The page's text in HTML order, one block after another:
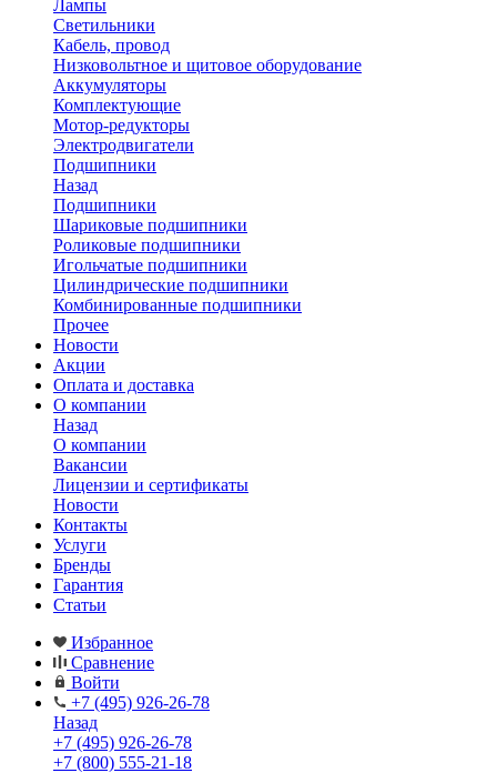
Лампы
Светильники
Кабель, провод
Низковольтное и щитовое оборудование
Аккумуляторы
Комплектующие
Мотор-редукторы
Электродвигатели
Подшипники
Назад
Подшипники
Шариковые подшипники
Роликовые подшипники
Игольчатые подшипники
Цилиндрические подшипники
Комбинированные подшипники
Прочее
Новости
Акции
Оплата и доставка
О компании
Назад
О компании
Вакансии
Лицензии и сертификаты
Новости
Контакты
Услуги
Бренды
Гарантия
Статьи
Избранное
Сравнение
Войти
+7 (495) 926-26-78
Назад
+7 (495) 926-26-78
+7 (800) 555-21-18